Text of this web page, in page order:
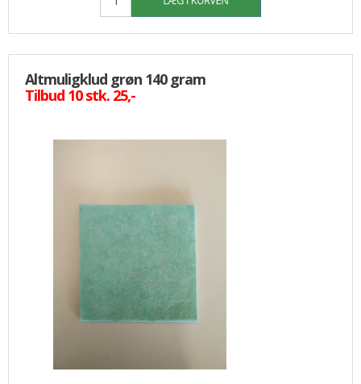
Altmuligklud grøn 140 gram
Tilbud 10 stk. 25,-